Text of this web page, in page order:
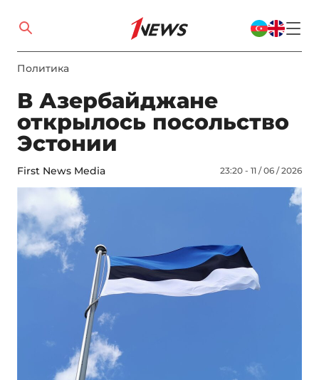
Политика
В Азербайджане
открылось посольство
Эстонии
First News Media 23:20 - 11 / 06 / 2026